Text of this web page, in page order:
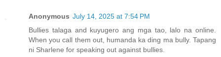
Anonymous July 14, 2025 at 7:54 PM
Bullies talaga and kuyugero ang mga tao, lalo na online.
When you call them out, humanda ka ding ma bully. Tapang
ni Sharlene for speaking out against bullies.